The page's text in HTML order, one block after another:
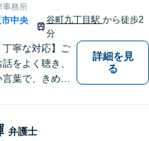
事務所
中央
谷町九丁目駅から徒歩2
分
丁寧な対応】ご
をよく聴き、
葉で、きめ細
談にお越しい
安心して落ち
ことができる
詳細を見
る
弁護士